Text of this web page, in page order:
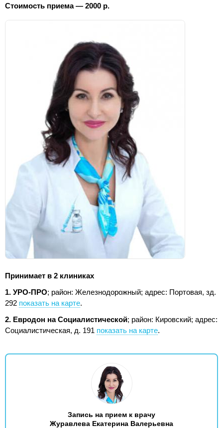
Стоимость приема — 2000 р.
Принимает в 2 клиниках
1. УРО-ПРО; район: Железнодорожный; адрес: Портовая, зд.
292 показать на карте.
2. Евродон на Социалистической; район: Кировский; адрес:
Социалистическая, д. 191 показать на карте.
Запись на прием к врачу
Журавлева Екатерина Валерьевна